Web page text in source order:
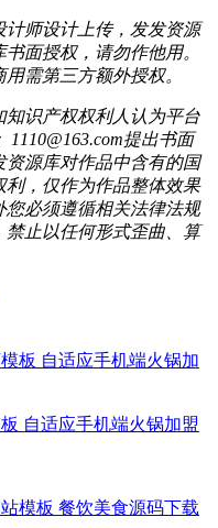
师设计上传，发发资源
面授权，请勿作他用。
需第三方额外授权。
识产权权利人认为平台
提出书面
资源库对作品中含有的国
利，仅作为作品整体效果
必须遵循相关法律法规
止以任何形式歪曲、算
自适应手机端火锅加盟